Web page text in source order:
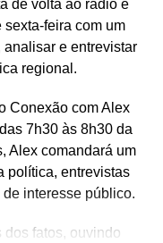
recursos para
Grande do Norte,
marcada pela
a população.
de volta ao rádio e
sexta-feira com um
analisar e entrevistar
regional.
Conexão com Alex
7h30 às 8h30 da
Alex comandará um
política, entrevistas
interesse público.
dos fatos, ouvindo